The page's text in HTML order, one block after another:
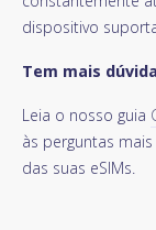
dispositivo
Tem mais
Leia o nosso guia
às perguntas
das suas eSIMs.